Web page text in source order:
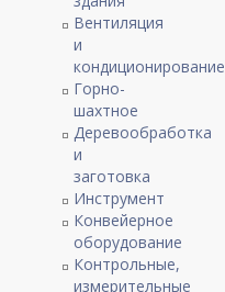
Вентиляция
и
кондиционирование
Горно-
шахтное
Деревообработка
и
заготовка
Инструмент
Конвейерное
оборудование
Контрольные,
измерительные